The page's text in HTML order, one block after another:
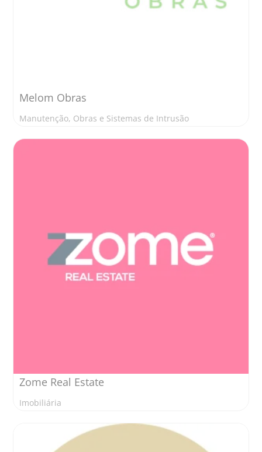
Melom Obras
Manutenção, Obras e Sistemas de Intrusão
Zome Real Estate
Imobiliária